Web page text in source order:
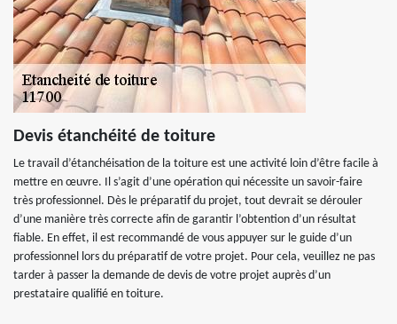
Devis étanchéité de toiture
Le travail d’étanchéisation de la toiture est une activité loin d’être facile à
mettre en œuvre. Il s’agit d’une opération qui nécessite un savoir-faire
très professionnel. Dès le préparatif du projet, tout devrait se dérouler
d’une manière très correcte afin de garantir l’obtention d’un résultat
fiable. En effet, il est recommandé de vous appuyer sur le guide d’un
professionnel lors du préparatif de votre projet. Pour cela, veuillez ne pas
tarder à passer la demande de devis de votre projet auprès d’un
prestataire qualifié en toiture.